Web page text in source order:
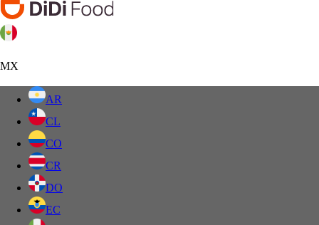
MX
AR
CL
CO
CR
DO
EC